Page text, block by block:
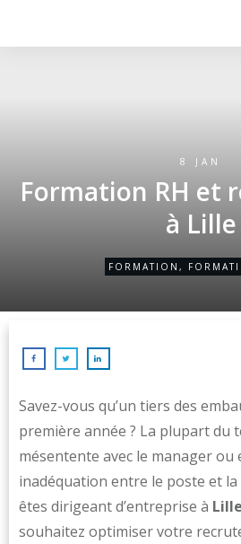
8 JAN
Formation RH et
à Lille
FORMATION ,
Savez-vous qu’un tiers des
première année ? La plupart du
mésentente avec le manager ou
inadéquation entre le poste et la
êtes dirigeant d’entreprise à Lille
souhaitez optimiser votre